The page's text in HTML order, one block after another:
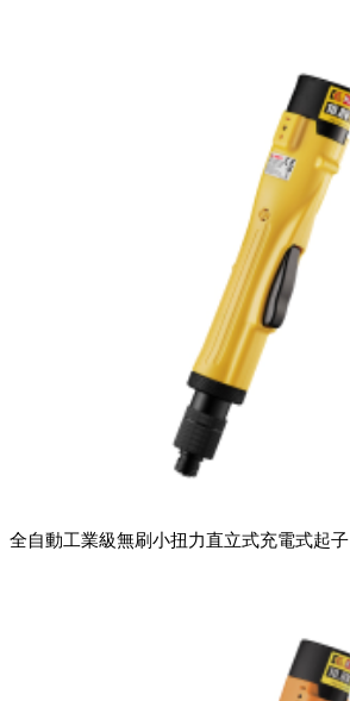
全自動工業級無刷小扭力直立式充電式起子